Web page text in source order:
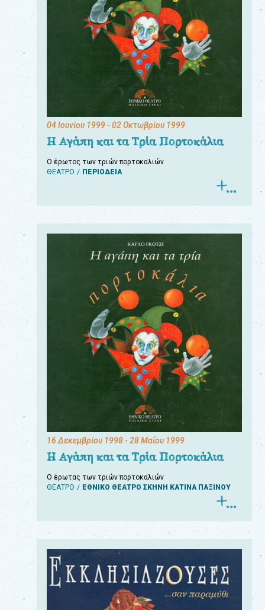
04 Ιουνίου 1999- 02 Οκτωβρίου 1999
Η Αγάπη και τα Τρία Πορτοκάλια
Ο έρωτος των τριών πορτοκαλιών
ΘΕΑΤΡΟ
ΠΕΡΙΟΔΕΙΑ
16 Δεκεμβρίου 1998- 28 Μαΐου 1999
Η Αγάπη και τα Τρία Πορτοκάλια
Ο έρωτας των τριών πορτοκαλιών
ΘΕΑΤΡΟ
ΕΘΝΙΚΟ ΘΕΑΤΡΟ ΣΚΗΝΗ ΚΑΤΙΝΑ ΠΑΞΙΝΟΥ